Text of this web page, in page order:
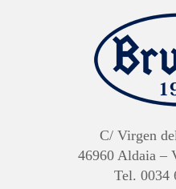
C/ Virgen
46960 Aldaia –
Tel. 0034